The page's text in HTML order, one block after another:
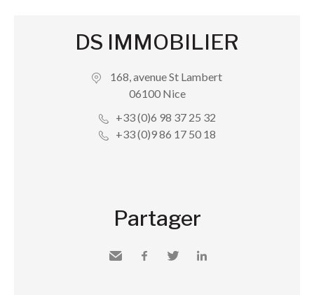
DS IMMOBILIER
168, avenue St Lambert
06100 Nice
+33 (0)6 98 37 25 32
+33 (0)9 86 17 50 18
Partager